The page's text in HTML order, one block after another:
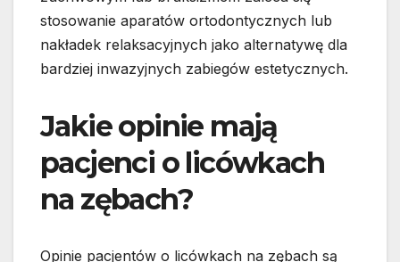
stosowanie aparatów ortodontycznych lub
nakładek relaksacyjnych jako alternatywę dla
bardziej inwazyjnych zabiegów estetycznych.
Jakie opinie mają
pacjenci o licówkach
na zębach?
Opinie pacjentów o licówkach na zębach są